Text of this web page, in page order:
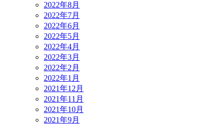
2022年8月
2022年7月
2022年6月
2022年5月
2022年4月
2022年3月
2022年2月
2022年1月
2021年12月
2021年11月
2021年10月
2021年9月